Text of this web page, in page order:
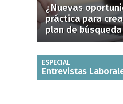
¿Nuevas
práctica para
plan de
ESPECIAL
Entrevistas